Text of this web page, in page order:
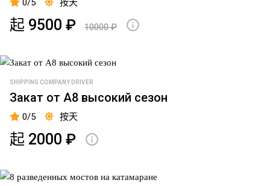
0/5 按天
起 9500 ₽ 10000 ₽
SHIPPING COMPANY DRIVER
Закат от А8 высокий сезон
0/5 按天
起 2000 ₽
雷塞
塞
霍
国
术
馆
冬
凹
彼
得
霍
翼
艇
到
喀
琅
塔
销
в
Кронштадт
крепость
"Орешек"
музыка